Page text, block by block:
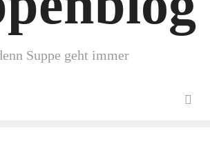
Suppe geht immer